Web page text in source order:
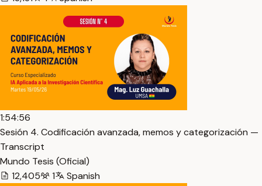
1:54:56
Sesión 4. Codificación avanzada, memos y categorización —
Transcript
Mundo Tesis (Oficial)
12,405
1 Spanish